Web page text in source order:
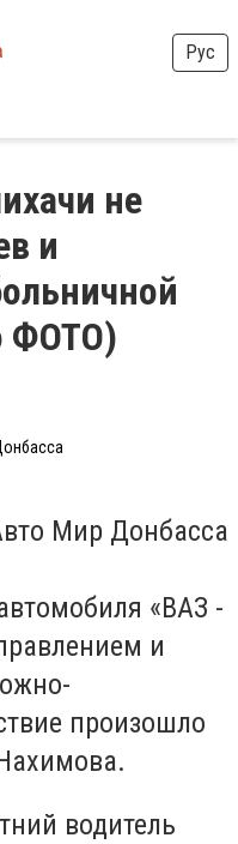
Рус
не
и
ФОТО)
Мир Донбасса
«ВАЗ -
и
произошло
водитель